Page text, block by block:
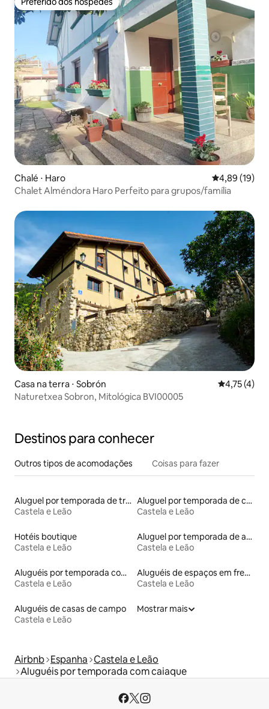
Preferido dos hóspedes
Chalé ⋅ Haro 4,89 de uma
4,89 (19)
Chalet Alméndora Haro Perfeito para grupos/família
Casa na terra ⋅ Sobrón 4,75 de
4,75 (4)
Naturetxea Sobron, Mitológica BVI00005
Destinos para conhecer
Outros tipos de acomodações Coisas para fazer
Aluguel por temporada de trailers
Castela e Leão
Aluguel por temporada de casas na terra
Castela e Leão
Hotéis boutique
Castela e Leão
Aluguel por temporada de apart-hotéis
Castela e Leão
Aluguéis por temporada com banheiro para PCD
Castela e Leão
Aluguéis de espaços em frente à praia
Castela e Leão
Aluguéis de casas de campo
Castela e Leão
Mostrar mais
Airbnb Espanha Castela e Leão
Aluguéis por temporada com caiaque